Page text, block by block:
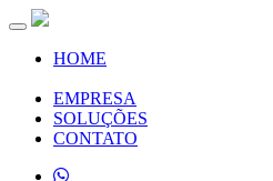
Toggle navigation
HOME
EMPRESA
SOLUÇÕES
CONTATO